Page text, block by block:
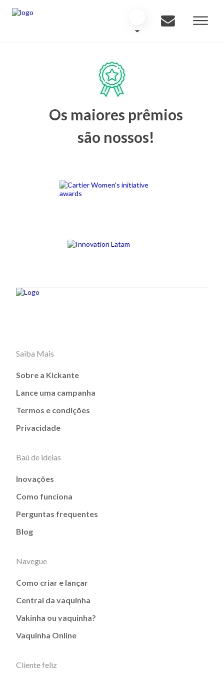
Os maiores prêmios
são nossos!
Saiba Mais
Sobre a Kickante
Lance uma campanha
Termos e condições
Privacidade
Baú de ideias
Inovações
Como funciona
Perguntas frequentes
Blog
Navegue
Como criar e lançar
Central da vaquinha
Vakinha ou vaquinha?
Vaquinha Online
Cliente feliz